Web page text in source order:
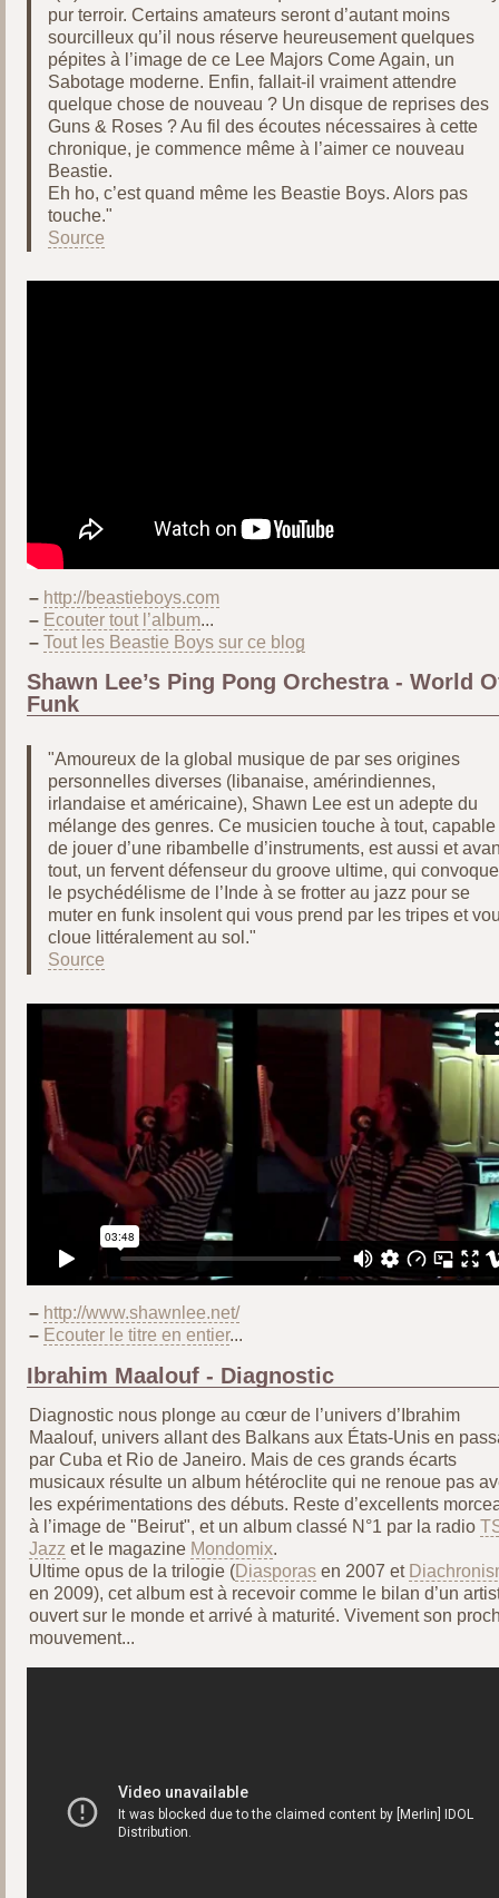
pur terroir. Certains amateurs seront d’autant moins
sourcilleux qu’il nous réserve heureusement quelques
pépites à l’image de ce Lee Majors Come Again, un
Sabotage moderne. Enfin, fallait-il vraiment attendre
quelque chose de nouveau ? Un disque de reprises des
Guns & Roses ? Au fil des écoutes nécessaires à cette
chronique, je commence même à l’aimer ce nouveau
Beastie.
Eh ho, c’est quand même les Beastie Boys. Alors pas
touche."
Source
– http://beastieboys.com
– Ecouter tout l’album...
– Tout les Beastie Boys sur ce blog
Shawn Lee’s Ping Pong Orchestra - World
Funk
"Amoureux de la global musique de par ses origines
personnelles diverses (libanaise, amérindiennes,
irlandaise et américaine), Shawn Lee est un adepte du
mélange des genres. Ce musicien touche à tout, capable
de jouer d’une ribambelle d’instruments, est aussi et
tout, un fervent défenseur du groove ultime, qui convoque
le psychédélisme de l’Inde à se frotter au jazz pour se
muter en funk insolent qui vous prend par les tripes et
cloue littéralement au sol."
Source
– http://www.shawnlee.net/
– Ecouter le titre en entier...
Ibrahim Maalouf - Diagnostic
Diagnostic nous plonge au cœur de l’univers d’Ibrahim
Maalouf, univers allant des Balkans aux États-Unis en
par Cuba et Rio de Janeiro. Mais de ces grands écarts
musicaux résulte un album hétéroclite qui ne renoue pas
les expérimentations des débuts. Reste d’excellents
à l’image de "Beirut", et un album classé N°1 par la radio
Jazz et le magazine Mondomix.
Ultime opus de la trilogie (Diasporasen 2007 et
en 2009), cet album est à recevoir comme le bilan d’un
ouvert sur le monde et arrivé à maturité. Vivement son
mouvement...